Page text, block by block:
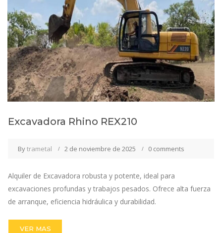
Excavadora Rhino REX210
Bytrametal 2 de noviembre de 2025 0 comments
Alquiler de Excavadora robusta y potente, ideal para
excavaciones profundas y trabajos pesados. Ofrece alta fuerza
de arranque, eficiencia hidráulica y durabilidad.
VER MAS